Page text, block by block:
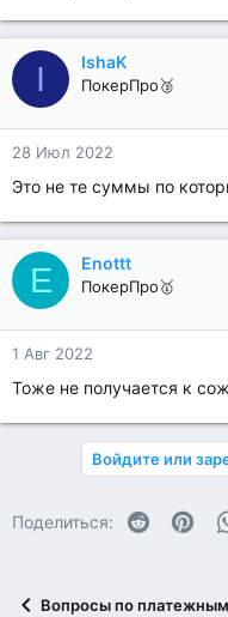
I IshaK
ПокерПро🥉
28 Июл 2022
Это не те суммы по
E Enottt
ПокерПро🥇
1 Авг 2022
Тоже не получается к
Войдите или
Поделиться: Reddit
Вопросы по